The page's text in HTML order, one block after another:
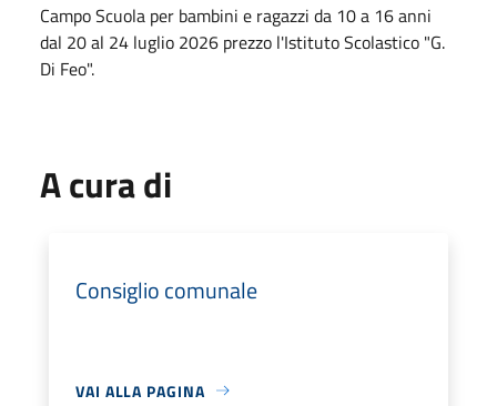
Campo Scuola per bambini e ragazzi da 10 a 16 anni
dal 20 al 24 luglio 2026 prezzo l'Istituto Scolastico "G.
Di Feo".
A cura di
Consiglio comunale
VAI ALLA PAGINA